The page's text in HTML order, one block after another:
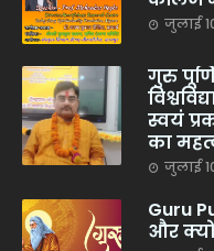
जुलाई
गुरु
स्वयं
का
जुलाई
Guru
और